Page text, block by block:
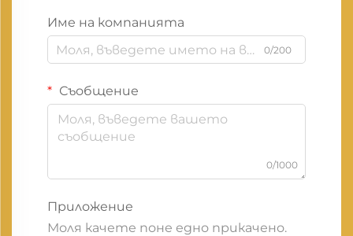
Име на компанията
0/200
Съобщение
0/1000
Приложение
Моля качете поне едно прикачено.